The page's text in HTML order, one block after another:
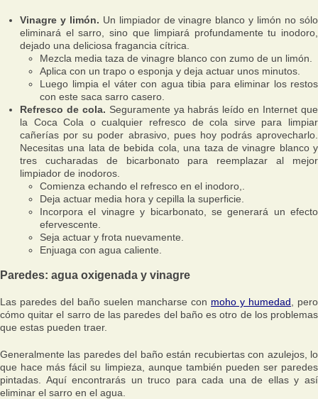
Vinagre y limón. Un limpiador de vinagre blanco y limón no sólo
eliminará el sarro, sino que limpiará profundamente tu inodoro,
dejado una deliciosa fragancia cítrica.
Mezcla media taza de vinagre blanco con zumo de un limón.
Aplica con un trapo o esponja y deja actuar unos minutos.
Luego limpia el váter con agua tibia para eliminar los restos
con este saca sarro casero.
Refresco de cola. Seguramente ya habrás leído en Internet que
la Coca Cola o cualquier refresco de cola sirve para limpiar
cañerías por su poder abrasivo, pues hoy podrás aprovecharlo.
Necesitas una lata de bebida cola, una taza de vinagre blanco y
tres cucharadas de bicarbonato para reemplazar al mejor
limpiador de inodoros.
Comienza echando el refresco en el inodoro,.
Deja actuar media hora y cepilla la superficie.
Incorpora el vinagre y bicarbonato, se generará un efecto
efervescente.
Seja actuar y frota nuevamente.
Enjuaga con agua caliente.
Paredes: agua oxigenada y vinagre
Las paredes del baño suelen mancharse con moho y humedad , pero
cómo quitar el sarro de las paredes del baño es otro de los problemas
que estas pueden traer.
Generalmente las paredes del baño están recubiertas con azulejos, lo
que hace más fácil su limpieza, aunque también pueden ser paredes
pintadas. Aquí encontrarás un truco para cada una de ellas y así
eliminar el sarro en el agua.